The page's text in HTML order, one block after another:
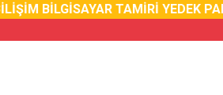
BİLGİSAYAR TAMİRİ YEDEK